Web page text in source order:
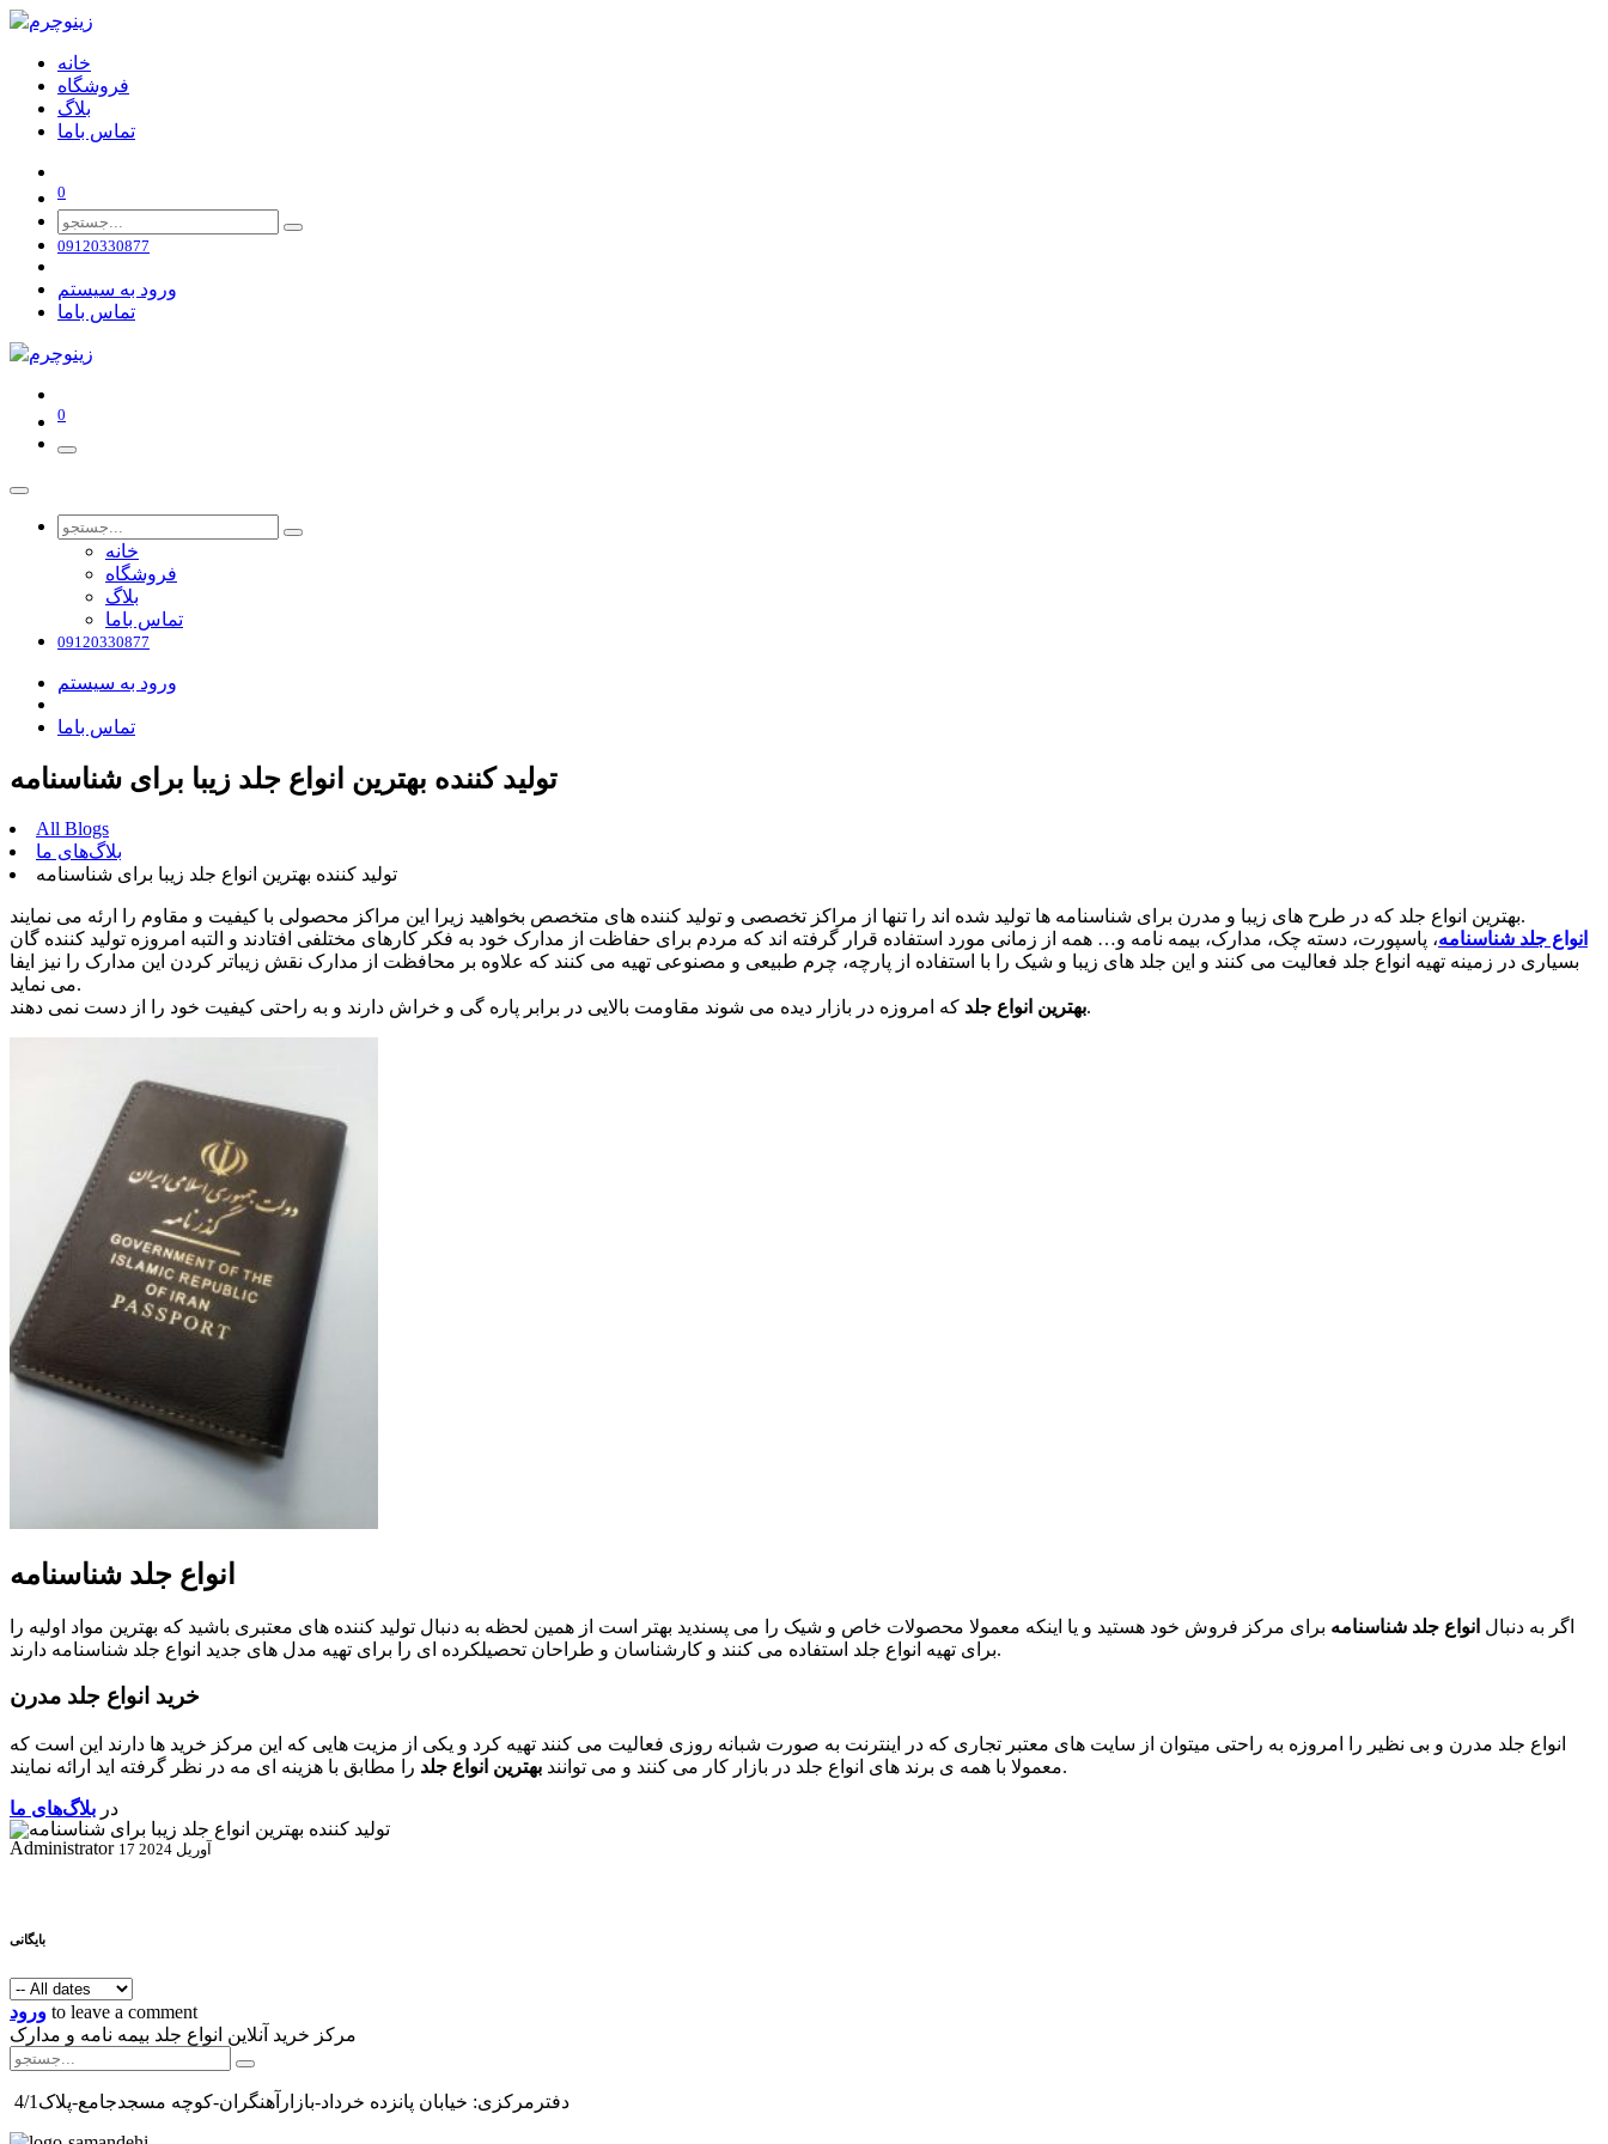
خانه
فروشگاه
بلاگ
تماس باما
0
09120330877
ورود به سیستم
تماس باما
0
خانه
فروشگاه
بلاگ
تماس باما
09120330877
ورود به سیستم
تماس باما
تولید کننده بهترین انواع جلد زیبا برای شناسنامه
All Blogs
بلاگ‌های ما
تولید کننده بهترین انواع جلد زیبا برای شناسنامه
بهترین انواع جلد که در طرح های زیبا و مدرن برای شناسنامه ها تولید شده اند را تنها از مراکز تخصصی و تولید کننده های متخصص بخواهید زیرا این مراکز محصولی با کیفیت و مقاوم را ارئه می نمایند.
انواع جلد شناسنامه، پاسپورت، دسته چک، مدارک، بیمه نامه و… همه از زمانی مورد استفاده قرار گرفته اند که مردم برای حفاظت از مدارک خود به فکر کارهای مختلفی افتادند و التبه امروزه تولید کننده گان
بسیاری در زمینه تهیه انواع جلد فعالیت می کنند و این جلد های زیبا و شیک را با استفاده از پارچه، چرم طبیعی و مصنوعی تهیه می کنند که علاوه بر محافظت از مدارک نقش زیباتر کردن این مدارک را نیز ایفا
می نماید.
بهترین انواع جلدکه امروزه در بازار دیده می شوند مقاومت بالایی در برابر پاره گی و خراش دارند و به راحتی کیفیت خود را از دست نمی دهند.
انواع جلد شناسنامه
اگر به دنبال انواع جلد شناسنامه برای مرکز فروش خود هستید و یا اینکه معمولا محصولات خاص و شیک را می پسندید بهتر است از همین لحظه به دنبال تولید کننده های معتبری باشید که بهترین مواد اولیه را
برای تهیه انواع جلد استفاده می کنند و کارشناسان و طراحان تحصیلکرده ای را برای تهیه مدل های جدید انواع جلد شناسنامه دارند.
خرید انواع جلد مدرن
انواع جلد مدرن و بی نظیر را امروزه به راحتی میتوان از سایت های معتبر تجاری که در اینترنت به صورت شبانه روزی فعالیت می کنند تهیه کرد و یکی از مزیت هایی که این مرکز خرید ها دارند این است که
معمولا با همه ی برند های انواع جلد در بازار کار می کنند و می توانند بهترین انواع جلد را مطابق با هزینه ای مه در نظر گرفته اید ارائه نمایند.
در بلاگ‌های ما
Administrator
17 آوریل 2024
بایگانی
ورود to leave a comment
مرکز خرید آنلاین انواع جلد بیمه نامه و مدارک
دفترمرکزی: خیابان پانزده خرداد-بازارآهنگران-کوچه مسجدجامع-پلاک4/1